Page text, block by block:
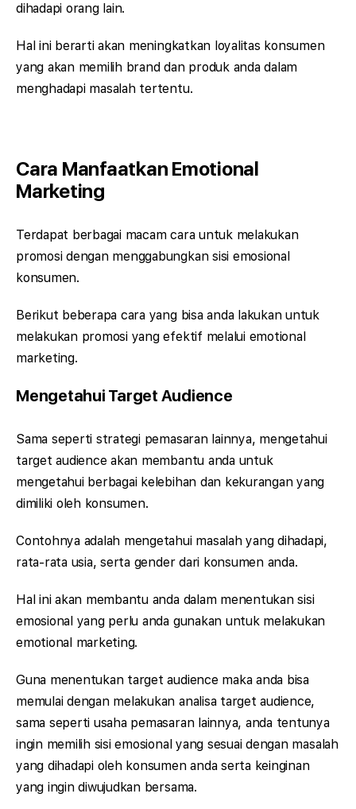
dihadapi orang lain.
Hal ini berarti akan meningkatkan loyalitas konsumen
yang akan memilih brand dan produk anda dalam
menghadapi masalah tertentu.
Cara Manfaatkan Emotional
Marketing
Terdapat berbagai macam cara untuk melakukan
promosi dengan menggabungkan sisi emosional
konsumen.
Berikut beberapa cara yang bisa anda lakukan untuk
melakukan promosi yang efektif melalui emotional
marketing.
Mengetahui Target Audience
Sama seperti strategi pemasaran lainnya, mengetahui
target audience akan membantu anda untuk
mengetahui berbagai kelebihan dan kekurangan yang
dimiliki oleh konsumen.
Contohnya adalah mengetahui masalah yang dihadapi,
rata-rata usia, serta gender dari konsumen anda.
Hal ini akan membantu anda dalam menentukan sisi
emosional yang perlu anda gunakan untuk melakukan
emotional marketing.
Guna menentukan target audience maka anda bisa
memulai dengan melakukan analisa target audience,
sama seperti usaha pemasaran lainnya, anda tentunya
ingin memilih sisi emosional yang sesuai dengan masalah
yang dihadapi oleh konsumen anda serta keinginan
yang ingin diwujudkan bersama.